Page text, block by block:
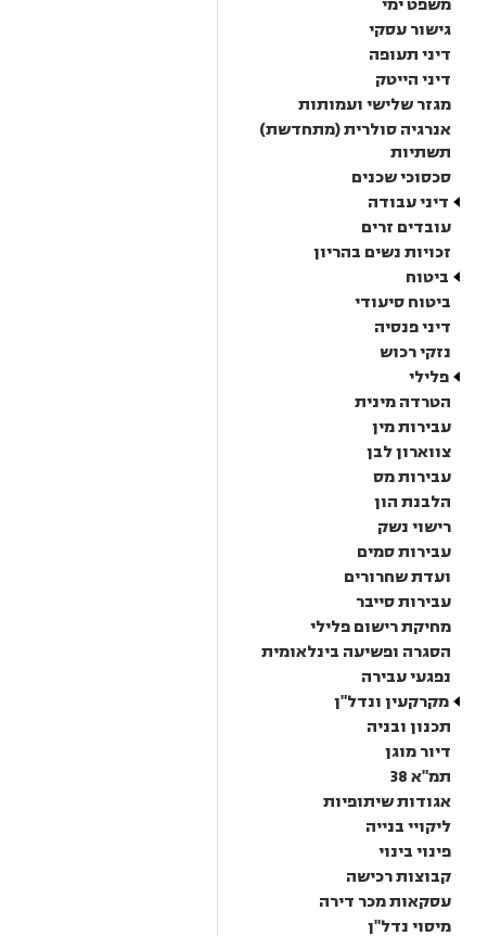
גישור עסקי
דיני תעופה
דיני הייטק
מגזר שלישי ועמותות
אנרגיה סולרית (מתחדשת)
תשתיות
סכסוכי שכנים
דיני עבודה
עובדים זרים
זכויות נשים בהריון
ביטוח
ביטוח סיעודי
דיני פנסיה
נזקי רכוש
פלילי
הטרדה מינית
עבירות מין
צווארון לבן
עבירות מס
הלבנת הון
רישוי נשק
עבירות סמים
ועדת שחרורים
עבירות סייבר
מחיקת רישום פלילי
הסגרה ופשיעה בינלאומית
נפגעי עבירה
מקרקעין ונדל"ן
תכנון ובניה
דיור מוגן
תמ"א 38
אגודות שיתופיות
ליקויי בנייה
פינוי בינוי
קבוצות רכישה
עסקאות מכר דירה
מיסוי נדל"ן